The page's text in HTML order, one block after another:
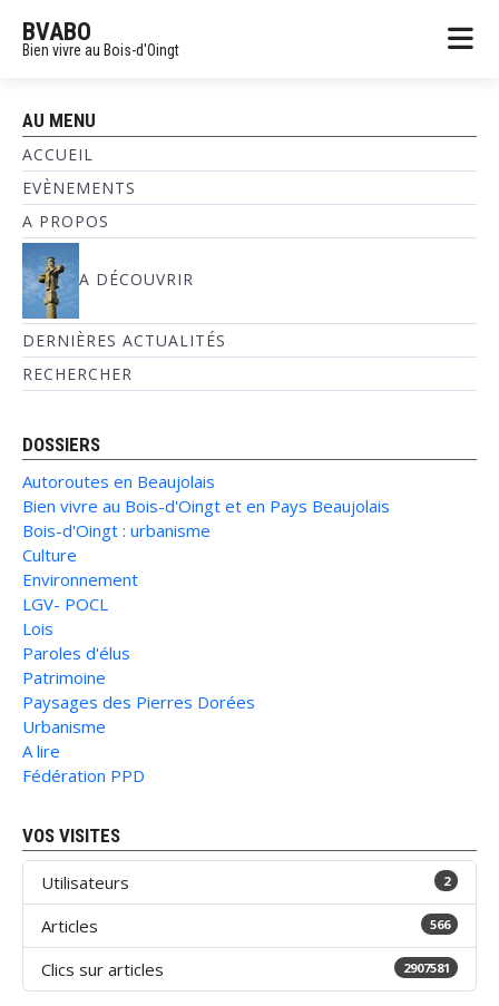
BVABO
Bien vivre au Bois-d'Oingt
AU MENU
ACCUEIL
EVÈNEMENTS
A PROPOS
A DÉCOUVRIR
DERNIÈRES ACTUALITÉS
RECHERCHER
DOSSIERS
Autoroutes en Beaujolais
Bien vivre au Bois-d'Oingt et en Pays Beaujolais
Bois-d'Oingt : urbanisme
Culture
Environnement
LGV- POCL
Lois
Paroles d'élus
Patrimoine
Paysages des Pierres Dorées
Urbanisme
A lire
Fédération PPD
VOS VISITES
Utilisateurs 2
Articles 566
Clics sur articles 2907581